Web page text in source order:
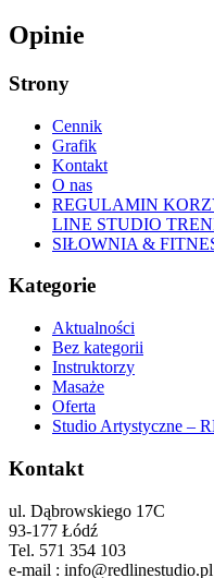
Opinie
Strony
Cennik
Grafik
Kontakt
O nas
REGULAMIN
LINE STUDIO
SIŁOWNIA &
Kategorie
Aktualności
Bez kategorii
Instruktorzy
Masaże
Oferta
Studio Artystyczne –
Kontakt
ul. Dąbrowskiego 17C
93-177 Łódź
Tel. 571 354 103
e-mail : info@redlinestudio.pl